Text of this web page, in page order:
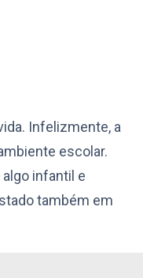
Infelizmente, a
escolar.
infantil e
também em